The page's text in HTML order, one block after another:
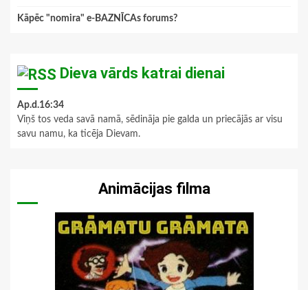
Kāpēc "nomira" e-BAZNĪCAs forums?
Dieva vārds katrai dienai
Ap.d.16:34
Viņš tos veda savā namā, sēdināja pie galda un priecājās ar visu
savu namu, ka ticēja Dievam.
Animācijas filma